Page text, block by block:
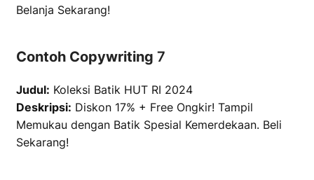
Belanja Sekarang!
Contoh Copywriting 7
Judul: Koleksi Batik HUT RI 2024
Deskripsi: Diskon 17% + Free Ongkir! Tampil
Memukau dengan Batik Spesial Kemerdekaan. Beli
Sekarang!